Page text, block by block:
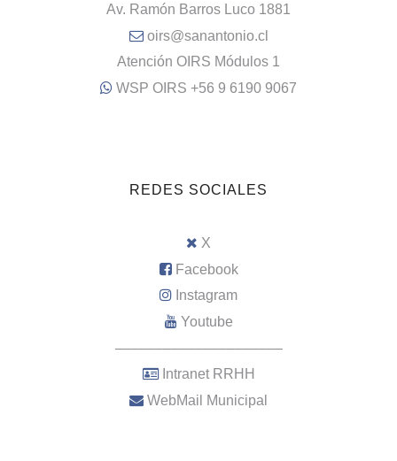
Av. Ramón Barros Luco 1881
oirs@sanantonio.cl
Atención OIRS Módulos 1
WSP OIRS +56 9 6190 9067
REDES SOCIALES
X
Facebook
Instagram
Youtube
–––––––––––––––––––––
Intranet RRHH
WebMail Municipal